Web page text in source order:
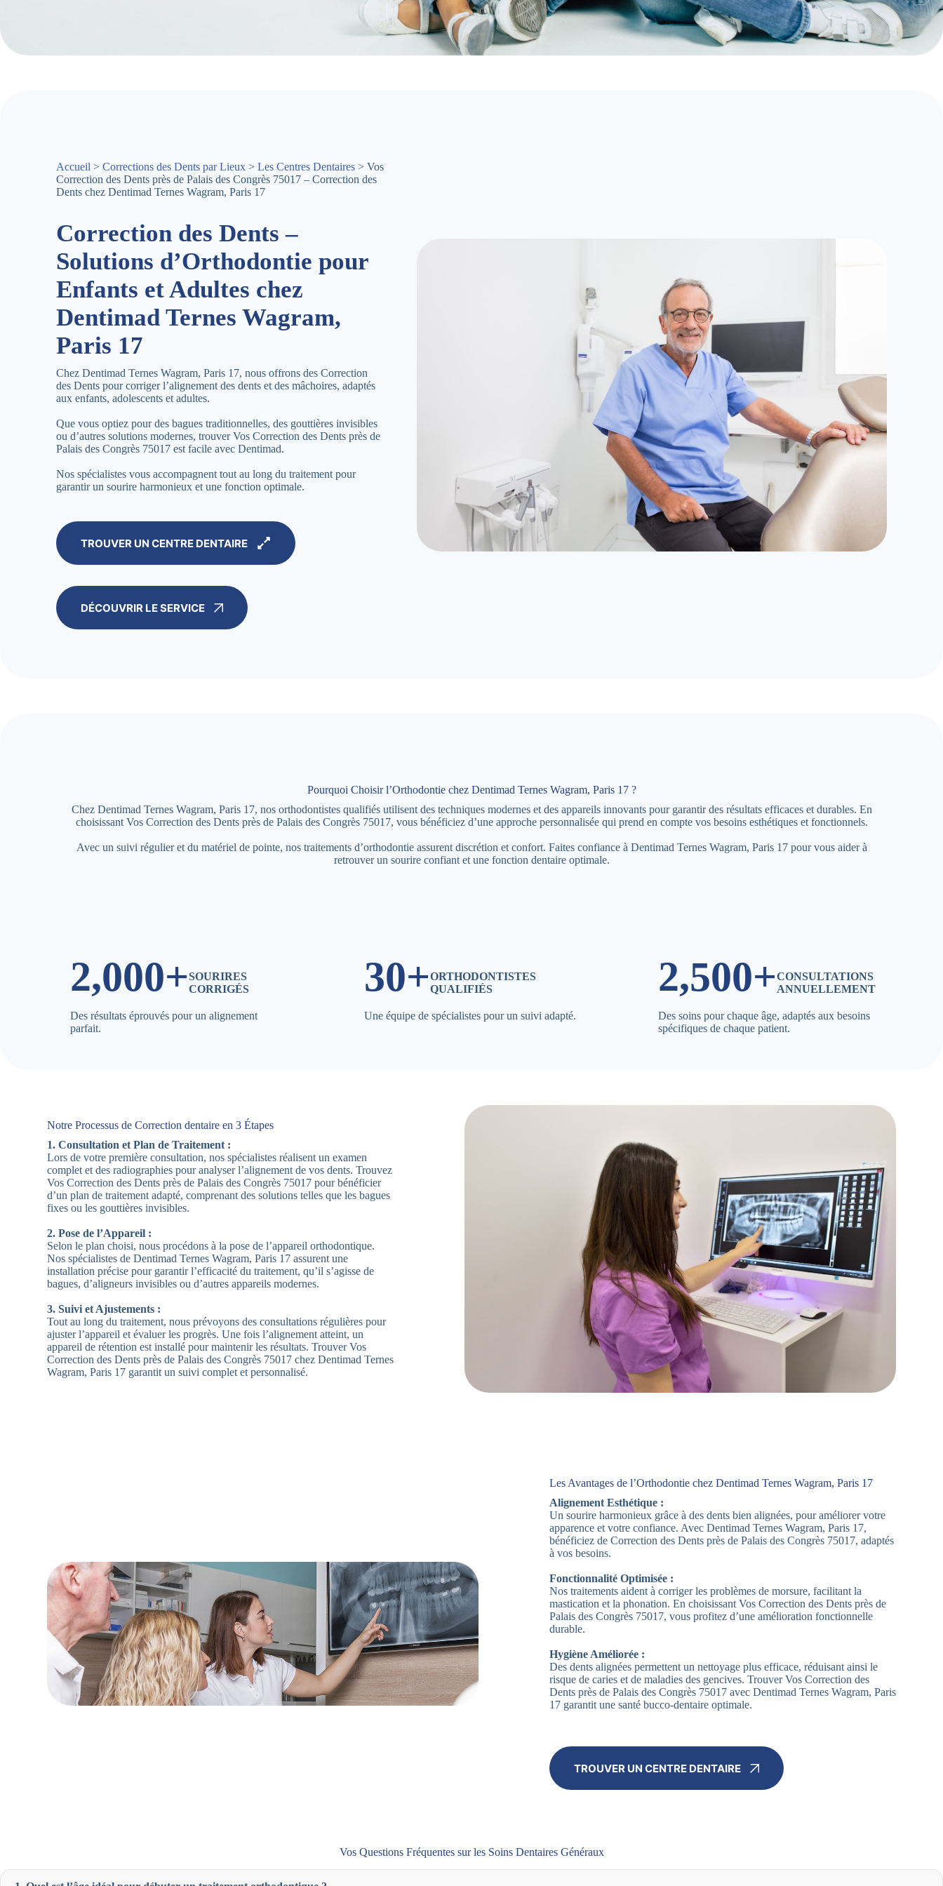
Accueil > Corrections des Dents par Lieux > Les Centres Dentaires > Vos
Correction des Dents près de Palais des Congrès 75017 – Correction des
Dents chez Dentimad Ternes Wagram, Paris 17
Correction des Dents –
Solutions d’Orthodontie pour
Enfants et Adultes chez
Dentimad Ternes Wagram,
Paris 17
Chez Dentimad Ternes Wagram, Paris 17, nous offrons des Correction
des Dents pour corriger l’alignement des dents et des mâchoires, adaptés
aux enfants, adolescents et adultes.
Que vous optiez pour des bagues traditionnelles, des gouttières invisibles
ou d’autres solutions modernes, trouver Vos Correction des Dents près de
Palais des Congrès 75017 est facile avec Dentimad.
Nos spécialistes vous accompagnent tout au long du traitement pour
garantir un sourire harmonieux et une fonction optimale.
TROUVER UN CENTRE DENTAIRE
DÉCOUVRIR LE SERVICE
Pourquoi Choisir l’Orthodontie chez Dentimad Ternes Wagram, Paris 17 ?
Chez Dentimad Ternes Wagram, Paris 17, nos orthodontistes qualifiés utilisent des techniques modernes et des appareils innovants pour garantir des résultats efficaces et durables. En
choisissant Vos Correction des Dents près de Palais des Congrès 75017, vous bénéficiez d’une approche personnalisée qui prend en compte vos besoins esthétiques et fonctionnels.
Avec un suivi régulier et du matériel de pointe, nos traitements d’orthodontie assurent discrétion et confort. Faites confiance à Dentimad Ternes Wagram, Paris 17 pour vous aider à
retrouver un sourire confiant et une fonction dentaire optimale.
2,000+SOURIRES
CORRIGÉS
Des résultats éprouvés pour un alignement
parfait.
30+ORTHODONTISTES
QUALIFIÉS
Une équipe de spécialistes pour un suivi adapté.
2,500+CONSULTATIONS
ANNUELLEMENT
Des soins pour chaque âge, adaptés aux besoins
spécifiques de chaque patient.
Notre Processus de Correction dentaire en 3 Étapes
1. Consultation et Plan de Traitement :
Lors de votre première consultation, nos spécialistes réalisent un examen
complet et des radiographies pour analyser l’alignement de vos dents. Trouvez
Vos Correction des Dents près de Palais des Congrès 75017 pour bénéficier
d’un plan de traitement adapté, comprenant des solutions telles que les bagues
fixes ou les gouttières invisibles.
2. Pose de l’Appareil :
Selon le plan choisi, nous procédons à la pose de l’appareil orthodontique.
Nos spécialistes de Dentimad Ternes Wagram, Paris 17 assurent une
installation précise pour garantir l’efficacité du traitement, qu’il s’agisse de
bagues, d’aligneurs invisibles ou d’autres appareils modernes.
3. Suivi et Ajustements :
Tout au long du traitement, nous prévoyons des consultations régulières pour
ajuster l’appareil et évaluer les progrès. Une fois l’alignement atteint, un
appareil de rétention est installé pour maintenir les résultats. Trouver Vos
Correction des Dents près de Palais des Congrès 75017 chez Dentimad Ternes
Wagram, Paris 17 garantit un suivi complet et personnalisé.
Les Avantages de l’Orthodontie chez Dentimad Ternes Wagram, Paris 17
Alignement Esthétique :
Un sourire harmonieux grâce à des dents bien alignées, pour améliorer votre
apparence et votre confiance. Avec Dentimad Ternes Wagram, Paris 17,
bénéficiez de Correction des Dents près de Palais des Congrès 75017, adaptés
à vos besoins.
Fonctionnalité Optimisée :
Nos traitements aident à corriger les problèmes de morsure, facilitant la
mastication et la phonation. En choisissant Vos Correction des Dents près de
Palais des Congrès 75017, vous profitez d’une amélioration fonctionnelle
durable.
Hygiène Améliorée :
Des dents alignées permettent un nettoyage plus efficace, réduisant ainsi le
risque de caries et de maladies des gencives. Trouver Vos Correction des
Dents près de Palais des Congrès 75017 avec Dentimad Ternes Wagram, Paris
17 garantit une santé bucco-dentaire optimale.
TROUVER UN CENTRE DENTAIRE
Vos Questions Fréquentes sur les Soins Dentaires Généraux